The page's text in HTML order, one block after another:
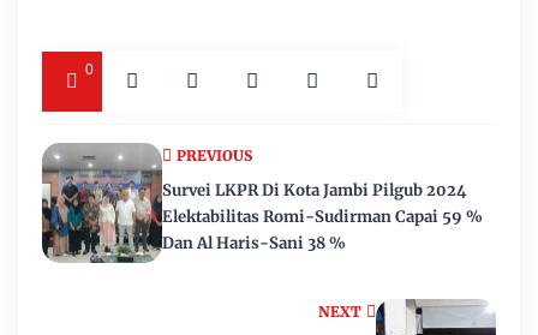
0
NEXT
PREVIOUS
Survei LKPR Di Kota Jambi Pilgub 2024
Elektabilitas Romi-Sudirman Capai 59 %
Dan Al Haris-Sani 38 %